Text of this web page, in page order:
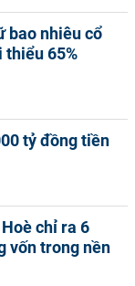
bao nhiêu cổ
thiểu 65%
tỷ đồng tiền
chỉ ra 6
vốn trong nền